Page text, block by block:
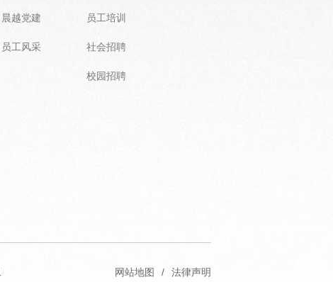
晨越党建
员工风采
员工培训
社会招聘
校园招聘
网站地图 / 法律声明